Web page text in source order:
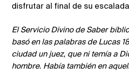
disfrutar al final de su
El Servicio Divino de Saber
basó en las palabras de Lucas
ciudad un juez, que ni temía a
hombre. Había también en